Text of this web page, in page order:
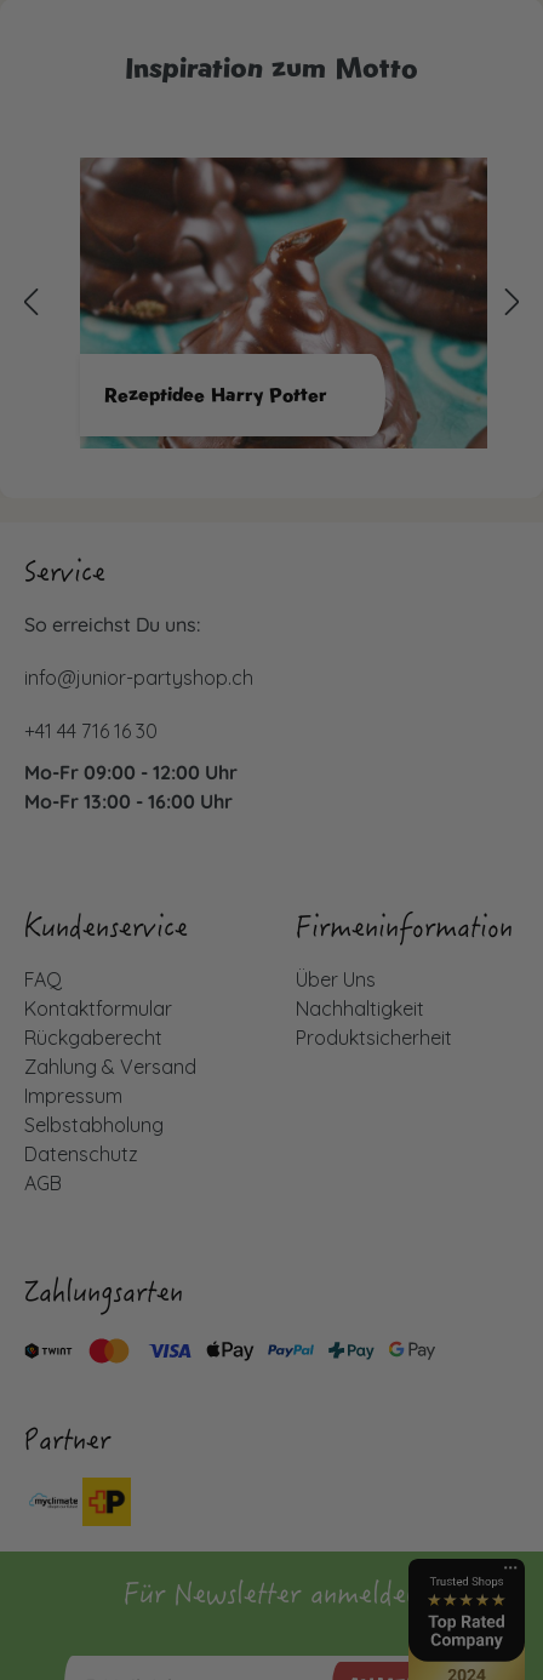
Inspiration zum Motto
Rezeptidee Harry Potter
Service
So erreichst Du uns:
info@junior-partyshop.ch
+41 44 716 16 30
Mo-Fr 09:00 - 12:00 Uhr
Mo-Fr 13:00 - 16:00 Uhr
Kundenservice
FAQ
Kontaktformular
Rückgaberecht
Zahlung & Versand
Impressum
Selbstabholung
Datenschutz
AGB
Firmeninformation
Über Uns
Nachhaltigkeit
Produktsicherheit
Zahlungsarten
Partner
Für Newsletter anmelden